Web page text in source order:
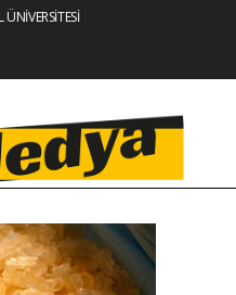
ÜNİVERSİTESİ